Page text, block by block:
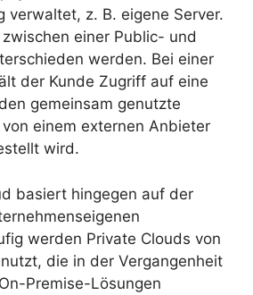
verwaltet, z. B. eigene Server.
einer Public- und
werden. Bei einer
der Kunde Zugriff auf eine
gemeinsam genutzte
einem externen Anbieter
wird.
basiert hingegen auf der
werden Private Clouds von
die in der Vergangenheit
Premise-Lösungen